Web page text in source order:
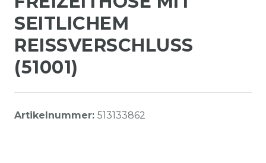
SEITLICHEM
REISSVERSCHLUSS (
51001)
Artikelnummer: 513133862